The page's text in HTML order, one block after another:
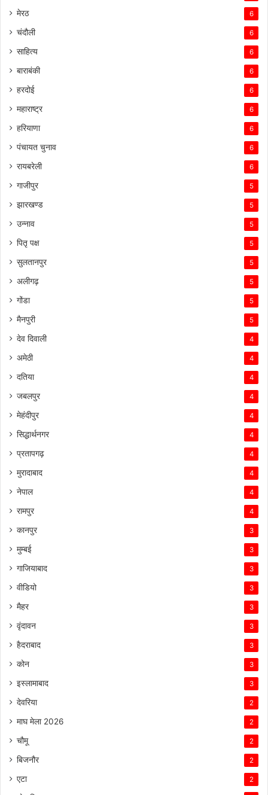
मेरठ 6
चंदौली 6
साहित्य 6
बाराबंकी 6
हरदोई 6
महाराष्ट्र 6
हरियाणा 6
पंचायत चुनाव 6
रायबरेली 6
गाजीपुर 5
झारखण्ड 5
उन्नाव 5
पितृ पक्ष 5
सुलतानपुर 5
अलीगढ़ 5
गोंडा 5
मैनपुरी 5
देव दिवाली 4
अमेठी 4
दतिया 4
जबलपुर 4
मेहंदीपुर 4
सिद्धार्थनगर 4
प्रतापगढ़ 4
मुरादाबाद 4
नेपाल 4
रामपुर 4
कानपुर 3
मुम्बई 3
गाजियाबाद 3
वीडियो 3
मैहर 3
वृंदावन 3
हैदराबाद 3
कोन 3
इस्लामाबाद 3
देवरिया 2
माघ मेला 2026 2
चौमू 2
बिजनौर 2
एटा 2